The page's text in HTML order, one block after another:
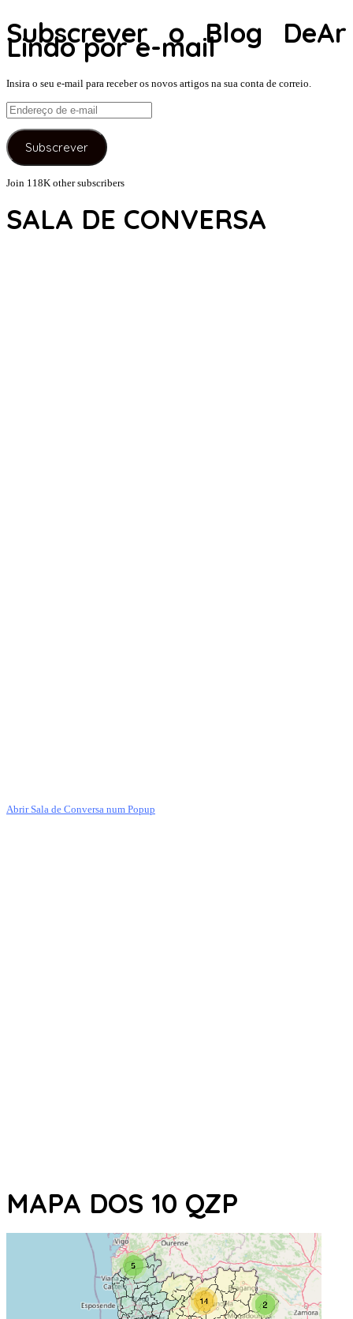
Subscrever o Blog DeAr
Lindo por e-mail
Insira o seu e-mail para receber os novos artigos na sua conta de correio.
Endereço
de
e-
mail
Subscrever
Join 118K other subscribers
SALA DE CONVERSA
Abrir Sala de Conversa num Popup
MAPA DOS 10 QZP